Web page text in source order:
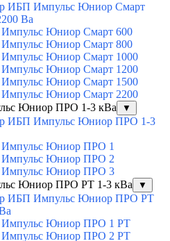
ИБП Импульс Юниор Смарт
Ва
Юниор Смарт 600
Юниор Смарт 800
Юниор Смарт 1000
Юниор Смарт 1200
Юниор Смарт 1500
Юниор Смарт 2200
Юниор ПРО 1-3 кВа
▼
ИБП Импульс Юниор ПРО 1-3
Юниор ПРО 1
Юниор ПРО 2
Юниор ПРО 3
Юниор ПРО РТ 1-3 кВа
▼
ИБП Импульс Юниор ПРО РТ
Юниор ПРО 1 РТ
Юниор ПРО 2 РТ